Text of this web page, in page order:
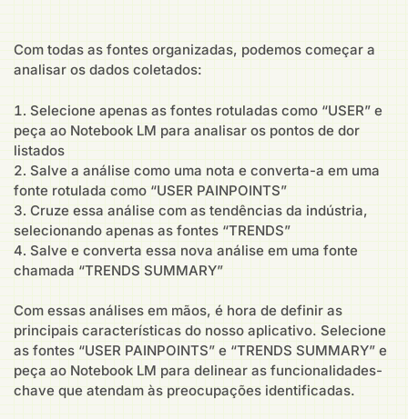
Com todas as fontes organizadas, podemos começar a
analisar os dados coletados:
Selecione apenas as fontes rotuladas como “USER” e
peça ao Notebook LM para analisar os pontos de dor
listados
Salve a análise como uma nota e converta-a em uma
fonte rotulada como “USER PAINPOINTS”
Cruze essa análise com as tendências da indústria,
selecionando apenas as fontes “TRENDS”
Salve e converta essa nova análise em uma fonte
chamada “TRENDS SUMMARY”
Com essas análises em mãos, é hora de definir as
principais características do nosso aplicativo. Selecione
as fontes “USER PAINPOINTS” e “TRENDS SUMMARY” e
peça ao Notebook LM para delinear as funcionalidades-
chave que atendam às preocupações identificadas.